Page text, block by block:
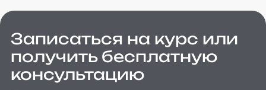
Записаться на курс или
получить бесплатную
консультацию